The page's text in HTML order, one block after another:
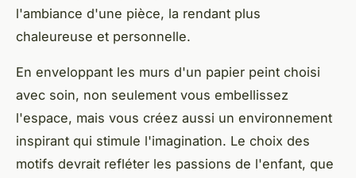
l'ambiance d'une pièce, la rendant plus
chaleureuse et personnelle.
En enveloppant les murs d'un papier peint choisi
avec soin, non seulement vous embellissez
l'espace, mais vous créez aussi un environnement
inspirant qui stimule l'imagination. Le choix des
motifs devrait refléter les passions de l'enfant, que